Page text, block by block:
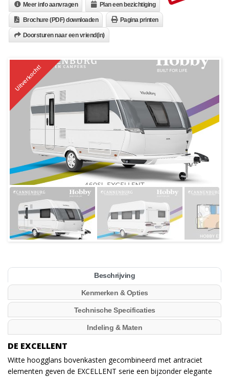
Meer info aanvragen Plan een bezichtiging
Brochure (PDF) downloaden Pagina printen
Doorsturen naar een vriend(in)
Uitverkocht!
Beschrijving
Kenmerken & Opties
Technische Specificaties
Indeling & Maten
DE EXCELLENT
Witte hoogglans bovenkasten gecombineerd met antraciet
elementen geven de EXCELLENT serie een bijzonder elegante